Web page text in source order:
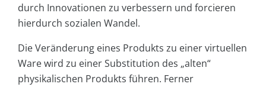
durch Innovationen zu verbessern und forcieren
hierdurch sozialen Wandel.
Die Veränderung eines Produkts zu einer virtuellen
Ware wird zu einer Substitution des „alten“
physikalischen Produkts führen. Ferner